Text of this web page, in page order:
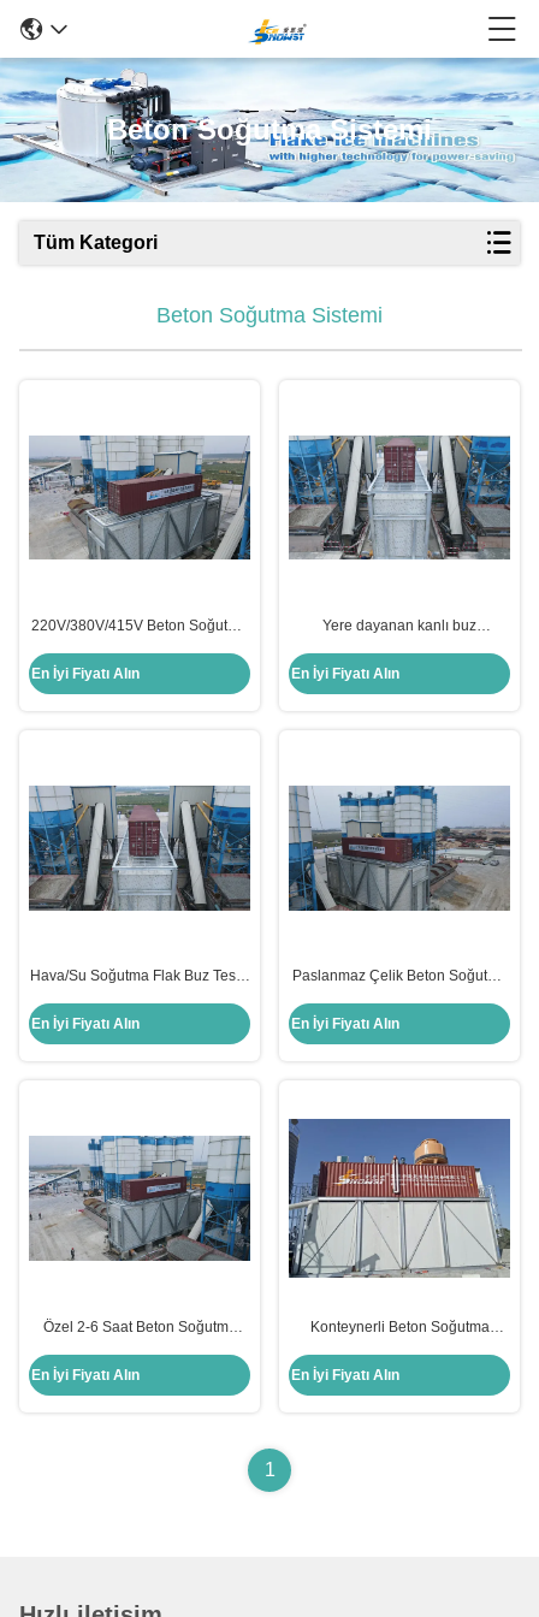
Beton Soğutma Sistemi
Tüm Kategori
Beton Soğutma Sistemi
220V/380V/415V Beton Soğutma
Soğutması/Su Soğutması
En İyi Fiyatı Alın
Yere dayanan kanlı buz
boyutlu
En İyi Fiyatı Alın
Hava/Su Soğutma Flak Buz Tesisi
Uygulamalar İçin
En İyi Fiyatı Alın
Paslanmaz Çelik Beton Soğutma
Durabilir
En İyi Fiyatı Alın
Özel 2-6 Saat Beton Soğutma
Kompresör
En İyi Fiyatı Alın
Konteynerli Beton Soğutma
En İyi Fiyatı Alın
1